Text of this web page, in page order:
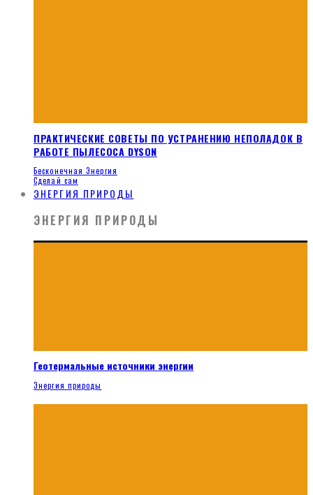
ПРАКТИЧЕСКИЕ СОВЕТЫ ПО УСТРАНЕНИЮ НЕПОЛАДОК В
РАБОТЕ ПЫЛЕСОСА DYSON
Бесконечная Энергия
Сделай сам
ЭНЕРГИЯ ПРИРОДЫ
ЭНЕРГИЯ ПРИРОДЫ
Геотермальные источники энергии
Энергия природы